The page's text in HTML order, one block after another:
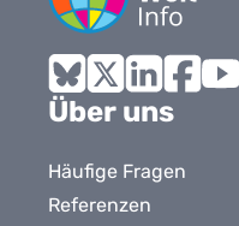
Bluesky
X LinkedInFacebook
Über uns
Häufige Fragen
Referenzen